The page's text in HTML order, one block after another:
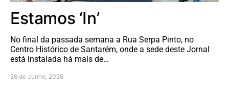
Estamos ‘In’
No final da passada semana a Rua Serpa Pinto, no
Centro Histórico de Santarém, onde a sede deste Jornal
está instalada há mais de…
26 de Junho, 2026